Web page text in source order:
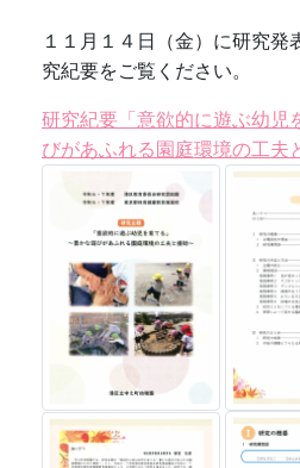
令和7年度学校評価結果報告